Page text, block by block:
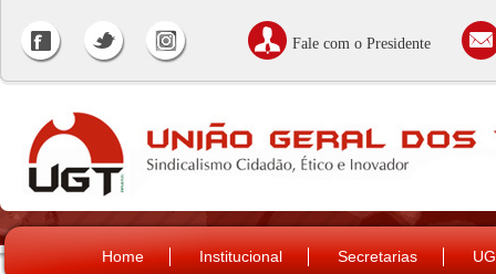
Fale com o Presidente
Home Institucional Secretarias